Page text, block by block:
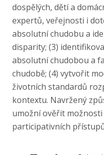
dospělých, dětí a
expertů, veřejnosti i
absolutní chudobu a
disparity; (3)
absolutní chudobou a
chudobě; (4) vytvořit
životních standardů
kontextu. Navržený
umožní ověřit
participativních